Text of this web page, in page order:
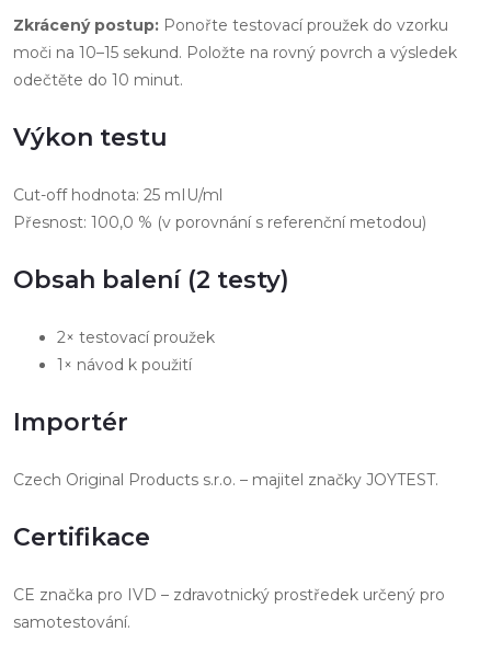
Zkrácený postup: Ponořte testovací proužek do vzorku
moči na 10–15 sekund. Položte na rovný povrch a výsledek
odečtěte do 10 minut.
Výkon testu
Cut-off hodnota: 25 mIU/ml
Přesnost: 100,0 % (v porovnání s referenční metodou)
Obsah balení (2 testy)
2× testovací proužek
1× návod k použití
Importér
Czech Original Products s.r.o. – majitel značky JOYTEST.
Certifikace
CE značka pro IVD – zdravotnický prostředek určený pro
samotestování.